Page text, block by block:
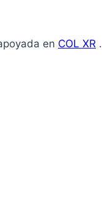
en COL XR .